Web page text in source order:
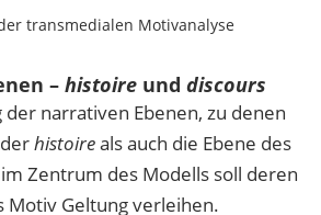
transmedialen Motivanalyse
– histoire und discours
narrativen Ebenen, zu denen
histoireals auch die Ebene des
Zentrum des Modells soll deren
Motiv Geltung verleihen.